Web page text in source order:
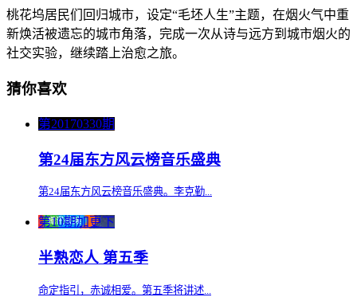
桃花坞居民们回归城市，设定“毛坯人生”主题，在烟火气中重
新焕活被遗忘的城市角落，完成一次从诗与远方到城市烟火的
社交实验，继续踏上治愈之旅。
猜你喜欢
第20170330期
第24届东方风云榜音乐盛典
第24届东方风云榜音乐盛典。李克勤...
第10期加更下
半熟恋人 第五季
命定指引，赤诚相爱。第五季将讲述...